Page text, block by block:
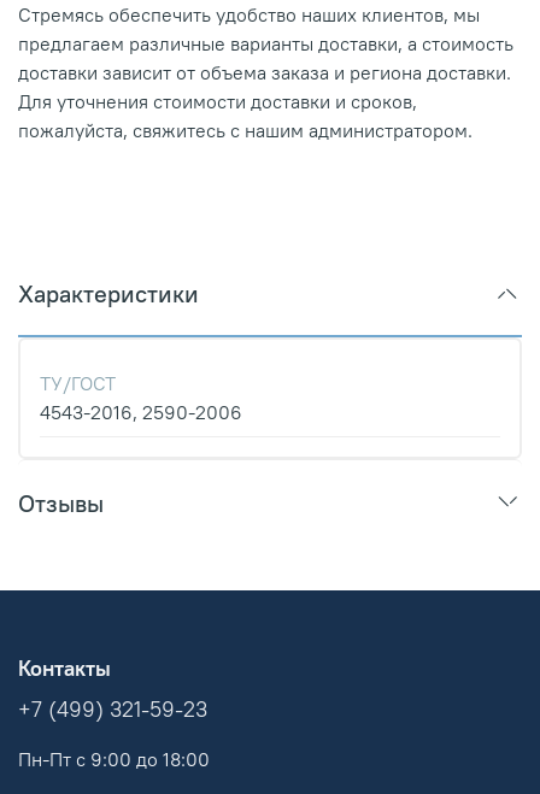
Стремясь обеспечить удобство наших клиентов, мы
предлагаем различные варианты доставки, а стоимость
доставки зависит от объема заказа и региона доставки.
Для уточнения стоимости доставки и сроков,
пожалуйста, свяжитесь с нашим администратором.
Характеристики
ТУ/ГОСТ
4543-2016, 2590-2006
Отзывы
Контакты
+7 (499) 321-59-23
Пн-Пт с 9:00 до 18:00